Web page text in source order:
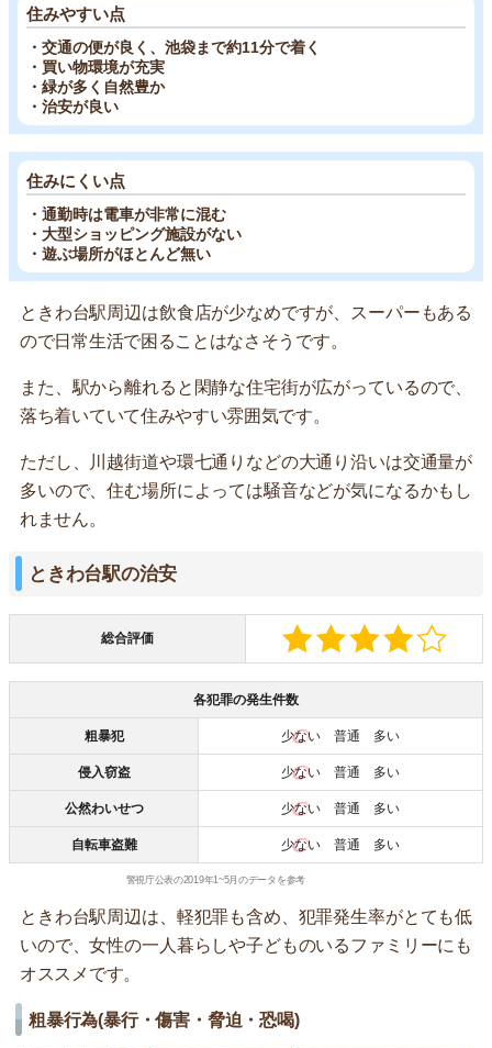
住みやすい点
・交通の便が良く、池袋まで約11分で着く
・買い物環境が充実
・緑が多く自然豊か
・治安が良い
住みにくい点
・通勤時は電車が非常に混む
・大型ショッピング施設がない
・遊ぶ場所がほとんど無い
ときわ台駅周辺は飲食店が少なめですが、スーパーもある
ので日常生活で困ることはなさそうです。
また、駅から離れると閑静な住宅街が広がっているので、
落ち着いていて住みやすい雰囲気です。
ただし、川越街道や環七通りなどの大通り沿いは交通量が
多いので、住む場所によっては騒音などが気になるかもし
れません。
ときわ台駅の治安
総合評価
各犯罪の発生件数
粗暴犯 少ない 普通 多い
侵入窃盗 少ない 普通 多い
公然わいせつ 少ない 普通 多い
自転車盗難 少ない 普通 多い
警視庁公表の2019年1~5月のデータを参考
ときわ台駅周辺は、軽犯罪も含め、犯罪発生率がとても低
いので、女性の一人暮らしや子どものいるファミリーにも
オススメです。
粗暴行為(暴行・傷害・脅迫・恐喝)